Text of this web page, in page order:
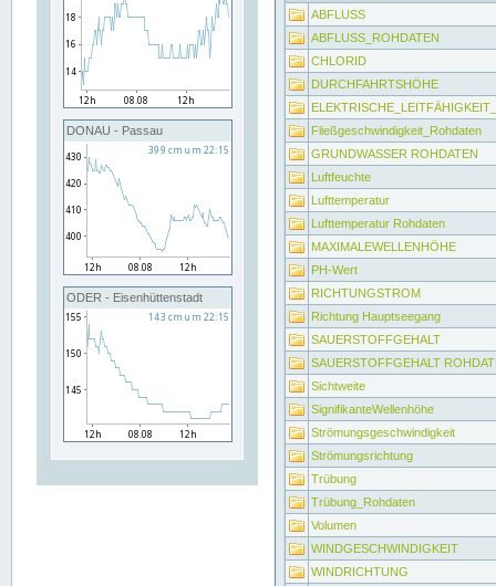
DONAU - Passau
ODER - Eisenhüttenstadt
ABFLUSS
ABFLUSS_ROHDATEN
CHLORID
DURCHFAHRTSHÖHE
Fließgeschwindigkeit_Rohdaten
GRUNDWASSER ROHDATEN
Luftfeuchte
Lufttemperatur
Lufttemperatur Rohdaten
MAXIMALEWELLENHÖHE
PH-Wert
RICHTUNGSTROM
Richtung Hauptseegang
SAUERSTOFFGEHALT
SAUERSTOFFGEHALT
Sichtweite
SignifikanteWellenhöhe
Strömungsgeschwindigkeit
Strömungsrichtung
Trübung
Trübung_Rohdaten
Volumen
WINDGESCHWINDIGKEIT
WINDRICHTUNG